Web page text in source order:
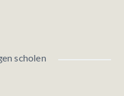
scholen